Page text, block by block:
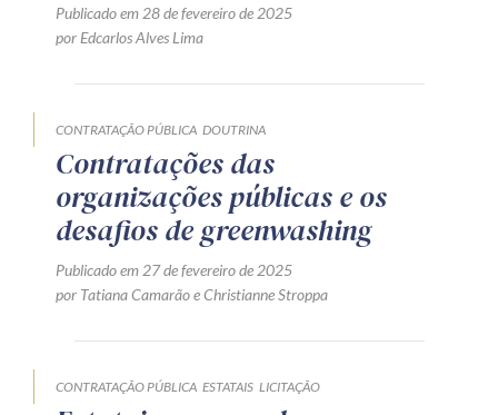
Publicado em 28 de fevereiro de 2025
por Edcarlos Alves Lima
CONTRATAÇÃO PÚBLICA DOUTRINA
Contratações das
organizações públicas e os
desafios de greenwashing
Publicado em 27 de fevereiro de 2025
por Tatiana CamarãoeChristianne Stroppa
CONTRATAÇÃO PÚBLICA ESTATAIS LICITAÇÃO